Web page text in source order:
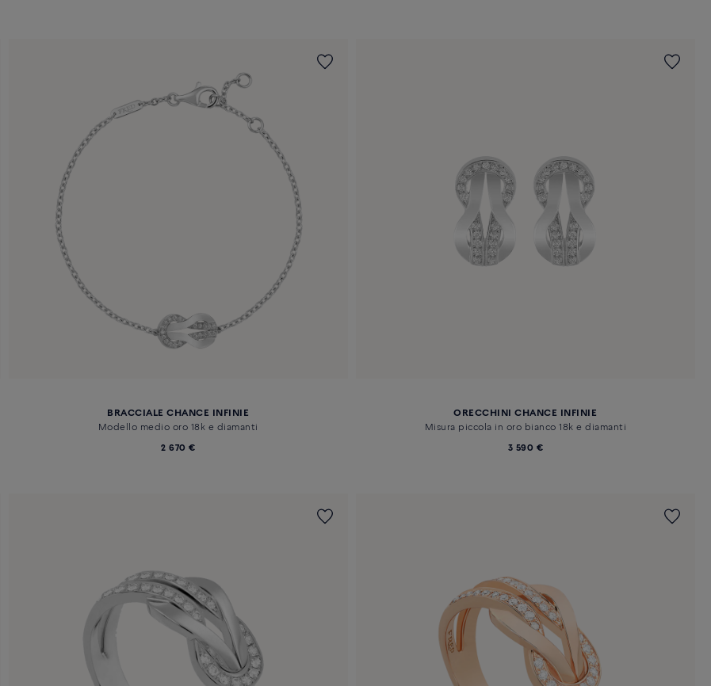
BRACCIALE CHANCE INFINIE
Modello medio oro 18k e diamanti
2 670 €
ORECCHINI CHANCE INFINIE
Misura piccola in oro bianco 18k e diamanti
3 590 €